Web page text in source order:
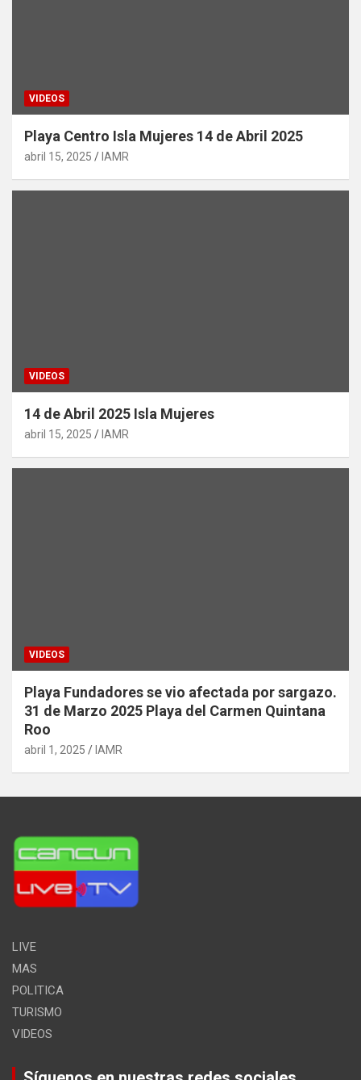
VIDEOS
Playa Centro Isla Mujeres 14 de Abril 2025
abril 15, 2025 IAMR
VIDEOS
14 de Abril 2025 Isla Mujeres
abril 15, 2025 IAMR
VIDEOS
Playa Fundadores se vio afectada por sargazo.
31 de Marzo 2025 Playa del Carmen Quintana
Roo
abril 1, 2025 IAMR
LIVE
MAS
POLITICA
TURISMO
VIDEOS